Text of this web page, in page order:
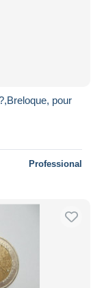
pour
Professional